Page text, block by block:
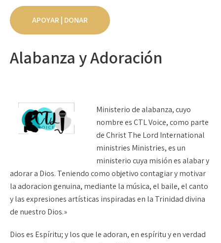
APOYAR | DONAR
Alabanza y Adoración
Ministerio de alabanza, cuyo
nombre es CTL Voice, como parte
de Christ The Lord International
ministries Ministries, es un
ministerio cuya misión es alabar y
adorar a Dios. Teniendo como objetivo contagiar y motivar
la adoracion genuina, mediante la música, el baile, el canto
y las expresiones artísticas inspiradas en la Trinidad divina
de nuestro Dios.»
Dios es Espíritu; y los que le adoran, en espíritu y en verdad